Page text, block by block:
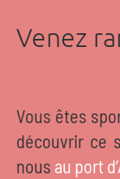
Venez
Vous êtes
découvrir ce
nous au port